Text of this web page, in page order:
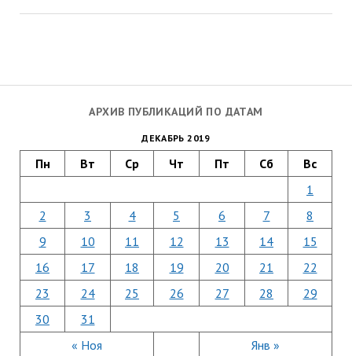
АРХИВ ПУБЛИКАЦИЙ ПО ДАТАМ
ДЕКАБРЬ 2019
Пн Вт Ср Чт Пт Сб Вс
« Ноя Янв »
1
2
3 4 5 6 7
8
9
10 11 12 13 14
15
16
17 18 19 20 21
22
23
24 25 26 27 28
29
30
31